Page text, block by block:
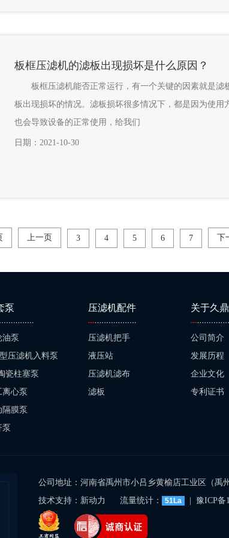
板框压滤机的滤板出现损坏是什么原因？
板框压滤机能否正常运行，有一个关键的因素就是滤
板出现损坏的情况。滤板损坏很多情况下，都是因为使用
也会导致设备的正常使用，给我们
日期：2021-10-30
上一页 3 4 5 6 7 下
泵
油泵
压滤机入料泵
瓷柱塞泵
离心泵
隔膜泵
泵
压滤机配件
压滤机把手
液压站
压滤机滤布
滤板
关于久鼎
公司简介
发展历程
企业文化
专利证书
公司地址：河南省禹州市小吕乡黄榆店工业区（禹
技术支持： 新动力 流量统计： 51La 豫ICP备